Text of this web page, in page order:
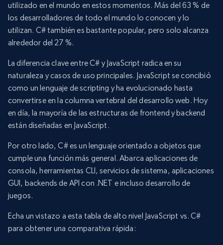
utilizado en el mundo en estos momentos. Más del 63 % de
los desarrolladores de todo el mundo lo conocen y lo
utilizan. C# también es bastante popular, pero solo alcanza
alrededor del 27 %.
La diferencia clave entre C# y JavaScript radica en su
naturaleza y casos de uso principales. JavaScript se concibió
como un lenguaje de scripting y ha evolucionado hasta
convertirse en la columna vertebral del desarrollo web. Hoy
en día, la mayoría de las estructuras de frontend y backend
están diseñadas en JavaScript.
Por otro lado, C# es un lenguaje orientado a objetos que
cumple una función más general. Abarca aplicaciones de
consola, herramientas CLI, servicios de sistema, aplicaciones
GUI, backends de API con .NET e incluso desarrollo de
juegos.
Echa un vistazo a esta tabla de alto nivel JavaScript vs. C#
para obtener una comparativa rápida: